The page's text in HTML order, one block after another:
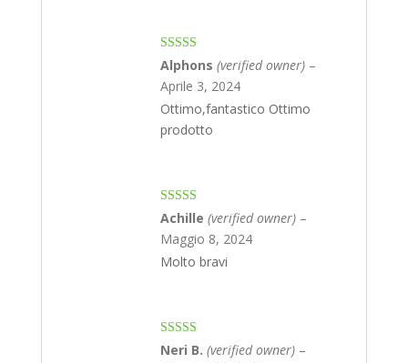
Rated4
out of 5
Alphons (verified owner) –
Aprile 3, 2024
Ottimo,fantastico Ottimo
prodotto
Rated4
out of 5
Achille (verified owner) –
Maggio 8, 2024
Molto bravi
Rated5 out
of 5
Neri B. (verified owner) –